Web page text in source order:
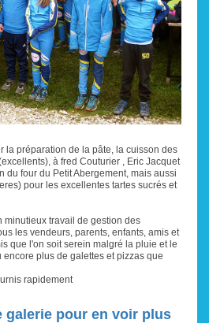
la préparation de la pâte, la cuisson des
à fred Couturier , Eric Jacquet
du four du Petit Abergement, mais aussi
pour les excellentes tartes sucrés et
minutieux travail de gestion des
les vendeurs, parents, enfants, amis et
que l'on soit serein malgré la pluie et le
plus de galettes et pizzas que
rapidement
galerie pour en voir plus